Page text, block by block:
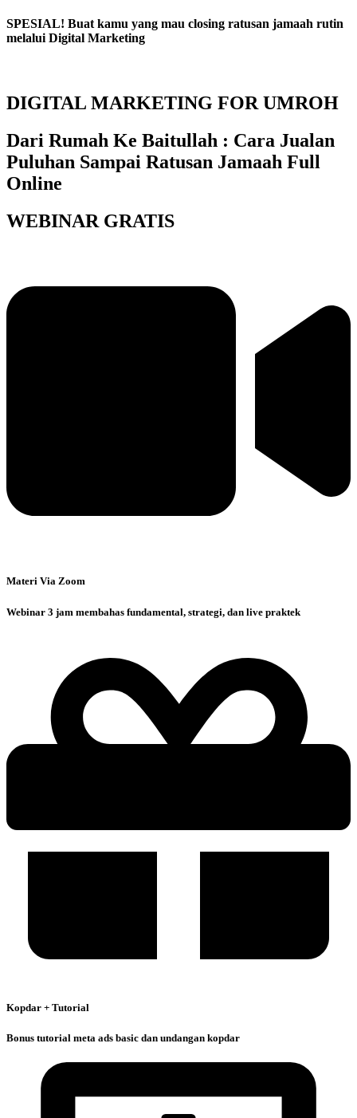
SPESIAL! Buat kamu yang mau closing ratusan jamaah rutin
melalui Digital Marketing
DIGITAL MARKETING FOR UMROH
Dari Rumah Ke Baitullah : Cara Jualan
Puluhan Sampai Ratusan Jamaah Full
Online
WEBINAR GRATIS
Materi Via Zoom
Webinar 3 jam membahas fundamental, strategi, dan live praktek
Kopdar + Tutorial
Bonus tutorial meta ads basic dan undangan kopdar